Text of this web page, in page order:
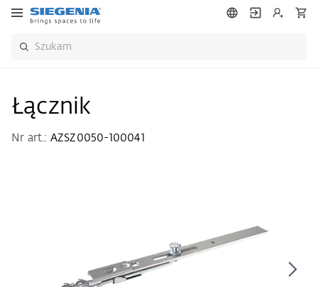
Łącznik
Nr art.: AZSZ0050-100041